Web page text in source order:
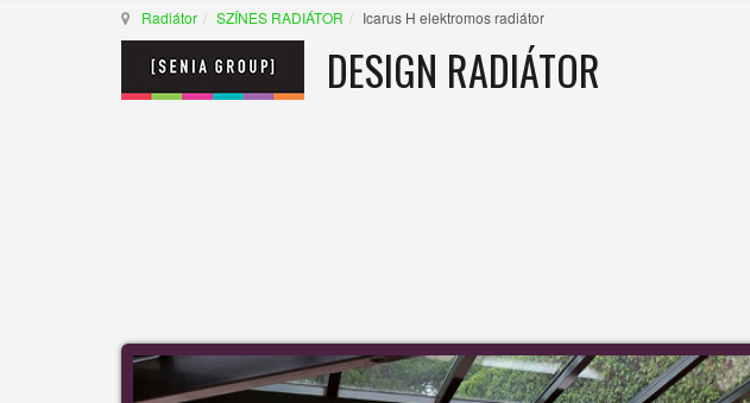
Radiátor SZÍNES RADIÁTOR Icarus H elektromos radiátor
DESIGN RADIÁTOR